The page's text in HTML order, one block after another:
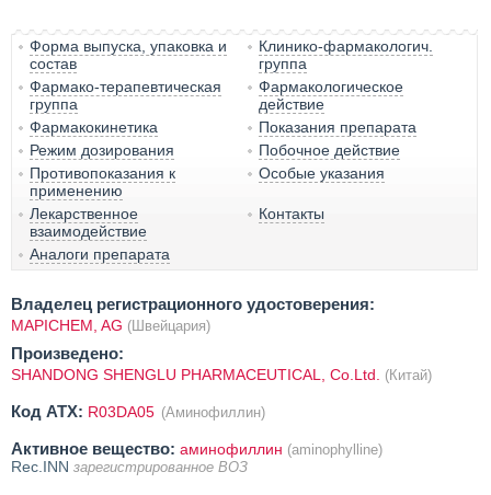
Форма выпуска, упаковка и
состав
Клинико-фармакологич.
группа
Фармако-терапевтическая
группа
Фармакологическое
действие
Фармакокинетика
Показания препарата
Режим дозирования
Побочное действие
Противопоказания к
применению
Особые указания
Лекарственное
взаимодействие
Контакты
Аналоги препарата
Владелец регистрационного удостоверения:
MAPICHEM, AG (Швейцария)
Произведено:
SHANDONG SHENGLU PHARMACEUTICAL, Co.Ltd. (Китай)
Код ATX: R03DA05 (Аминофиллин)
Активное вещество: аминофиллин (aminophylline)
Rec.INN зарегистрированное ВОЗ